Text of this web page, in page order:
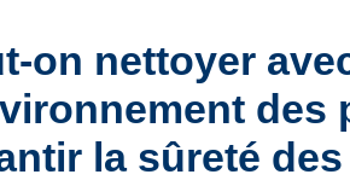
on nettoyer
des
la sûreté